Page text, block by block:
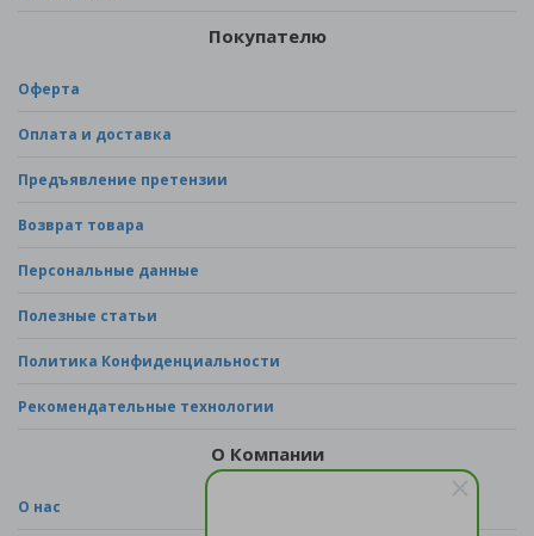
Покупателю
Оферта
Оплата и доставка
Предъявление претензии
Возврат товара
Персональные данные
Полезные статьи
Политика Конфиденциальности
Рекомендательные технологии
О Компании
О нас